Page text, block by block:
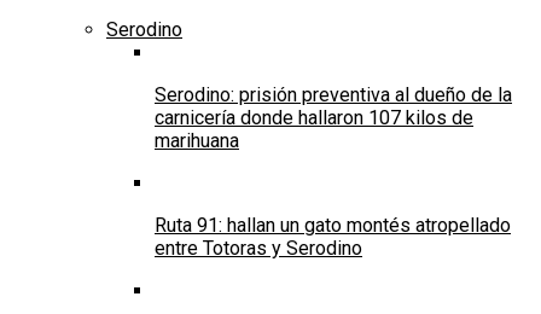
Serodino
Serodino: prisión preventiva al dueño de la
carnicería donde hallaron 107 kilos de
marihuana
Ruta 91: hallan un gato montés atropellado
entre Totoras y Serodino